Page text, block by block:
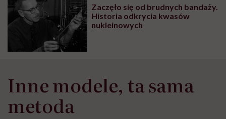
Zaczęło się od brudnych bandaży.
Historia odkrycia kwasów
nukleinowych
Inne modele, ta sama
metoda